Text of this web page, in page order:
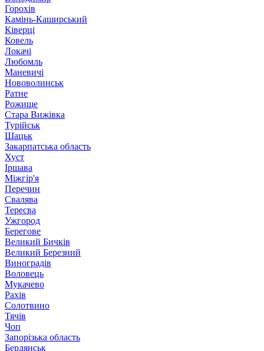
Горохів
Камінь-Каширський
Ківерці
Ковель
Локачі
Любомль
Маневичі
Нововолинськ
Ратне
Рожище
Стара Вижівка
Турійськ
Шацьк
Закарпатська область
Хуст
Іршава
Міжгір'я
Перечин
Свалява
Тересва
Ужгород
Берегове
Великий Бичків
Великий Березний
Виноградів
Воловець
Мукачево
Рахів
Солотвино
Тячів
Чоп
Запорізька область
Бердянськ